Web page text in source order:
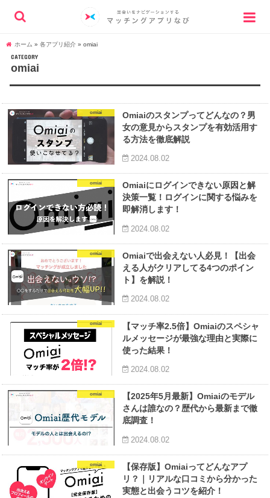
ホーム » 各アプリ紹介 » omiai
CATEGORY
omiai
omiai
Omiaiのスタンプってどんなの？男
女の意見からスタンプを有効活用す
る方法を徹底解説
2024.08.02
omiai
Omiaiにログインできない原因と解
決策一覧！ログインに関する悩みを
即解消します！
2024.08.02
omiai
Omiaiで出会えない人必見！【出会
える人がクリアしてる4つのポイン
ト】を解説！
2024.08.02
omiai
【マッチ率2.5倍】Omiaiのスペシャ
ルメッセージが最強な理由と実際に
使った結果！
2024.08.02
omiai
【2025年5月最新】Omiaiのモデル
さんは誰なの？歴代から最新まで徹
底調査！
2024.08.02
omiai
【保存版】Omiaiってどんなアプ
リ？｜リアルな口コミから分かった
実態と出会うコツを紹介！